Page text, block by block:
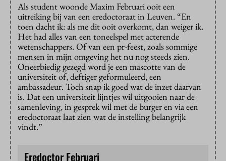
Als student woonde Maxim Februari ooit een
uitreiking bij van een eredoctoraat in Leuven. “En
toen dacht ik: als me dit ooit overkomt, dan weiger ik.
Het had alles van een toneelspel met acterende
wetenschappers. Of van een pr-feest, zoals sommige
mensen in mijn omgeving het nu nog steeds zien.
Oneerbiedig gezegd word je een mascotte van de
universiteit of, deftiger geformuleerd, een
ambassadeur. Toch snap ik goed wat de inzet daarvan
is. Dat een universiteit lijntjes wil uitgooien naar de
samenleving, in gesprek wil met de burger en via een
eredoctoraat laat zien wat de instelling belangrijk
vindt.”
Eredoctor Februari